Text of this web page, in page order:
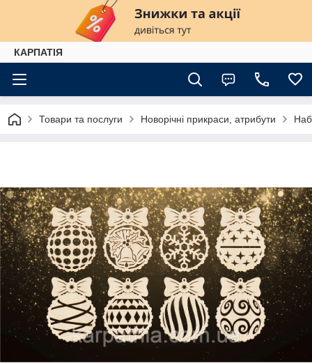
КАРПАТІЯ
Товари та послуги Новорічні прикраси, атрибути